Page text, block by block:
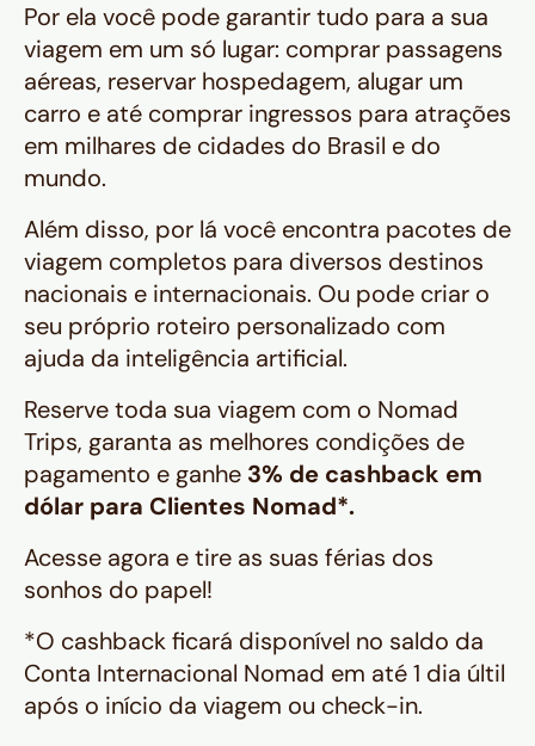
Por ela você pode garantir tudo para a sua
viagem em um só lugar: comprar passagens
aéreas, reservar hospedagem, alugar um
carro e até comprar ingressos para atrações
em milhares de cidades do Brasil e do
mundo.
Além disso, por lá você encontra pacotes de
viagem completos para diversos destinos
nacionais e internacionais. Ou pode criar o
seu próprio roteiro personalizado com
ajuda da inteligência artificial.
Reserve toda sua viagem com o Nomad
Trips, garanta as melhores condições de
pagamento e ganhe 3% de cashback em
dólar para Clientes Nomad*.
Acesse agora e tire as suas férias dos
sonhos do papel!
*O cashback ficará disponível no saldo da
Conta Internacional Nomad em até 1 dia últil
após o início da viagem ou check-in.